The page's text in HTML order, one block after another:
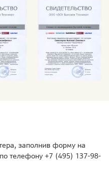
заполнив форму на
телефону +7 (495) 137-98-